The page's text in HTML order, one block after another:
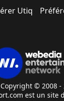
Utiq
Copyright © 2008 -
est un site